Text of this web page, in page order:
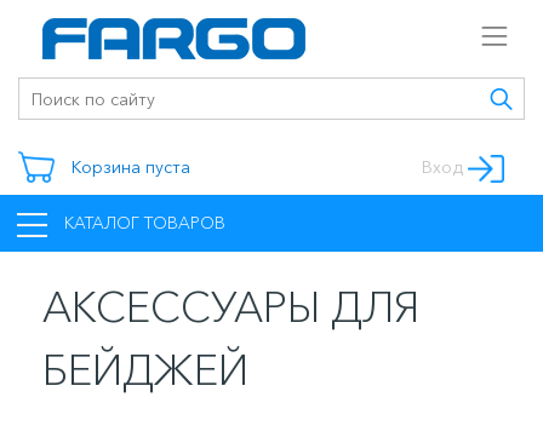
Корзина пуста Вход
КАТАЛОГ ТОВАРОВ
АКСЕССУАРЫ ДЛЯ
БЕЙДЖЕЙ